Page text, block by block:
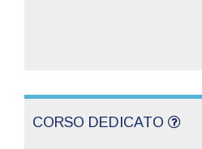
CORSO DEDICATO